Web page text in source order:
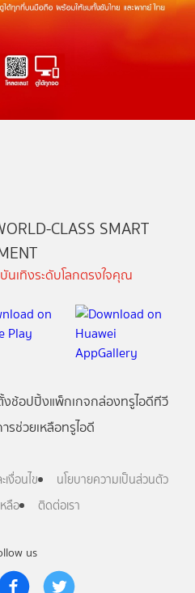
us
CLASS SMART
เทิงระดับโลกตรงใจคุณ
งช้อปปิ้งแพ็กเกจกล่องทรูไอดีทีวี
รช่วยเหลือทรูไอดี
งื่อนไข
นโยบายความเป็นส่วนตัว
ลือ
ติดต่อเรา